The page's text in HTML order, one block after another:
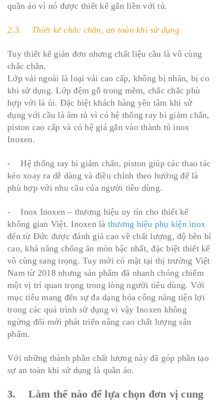
quần áo vì nó được thiết kế gắn liền với tủ.
2.3. Thiết kế chắc chắn, an toàn khi sử dụng
Tuy thiết kế giản đơn nhưng chất liệu cầu là vô cùng
chắc chắn.
Lớp vải ngoài là loại vải cao cấp, không bị nhăn, bị co
khi sử dụng. Lớp đệm gỗ trong mềm, chắc chắc phù
hợp với là ủi. Đặc biệt khách hàng yên tâm khi sử
dụng với cầu là âm tủ vì có hệ thống ray bi giảm chấn,
piston cao cấp và có hệ giá gắn vào thành tủ inox
Inoxen.
- Hệ thống ray bi giảm chấn, piston giúp các thao tác
kéo xoay ra dễ dàng và điều chỉnh theo hướng để là
phù hợp với nhu cầu của người tiêu dùng.
- Inox Inoxen – thương hiệu uy tín cho thiết kế
không gian Việt. Inoxen là thương hiệu phụ kiện inox
đến từ Đức được đánh giá cao về chất lượng, độ bền bỉ
cao, khả năng chống ăn mòn bậc nhất, đặc biệt thiết kế
vô cùng sang trọng. Tuy mới có mặt tại thị trường Việt
Nam từ 2018 nhưng sản phẩm đã nhanh chóng chiếm
một vị trí quan trọng trong lòng người tiêu dùng. Với
mục tiêu mang đến sự đa dạng hóa công năng tiện lợi
trong các quá trình sử dụng vì vậy Inoxen không
ngừng đổi mới phát triển nâng cao chất lượng sản
phẩm.
Với những thành phần chất lượng này đã góp phần tạo
sự an toàn khi sử dụng là quần áo.
3. Làm thế nào để lựa chọn đơn vị cung